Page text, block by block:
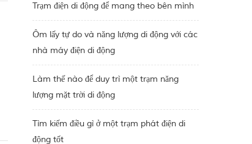
Trạm điện di động để mang theo bên mình
Ôm lấy tự do và năng lượng di động với các
nhà máy điện di động
Làm thế nào để duy trì một trạm năng
lượng mặt trời di động
Tìm kiếm điều gì ở một trạm phát điện di
động tốt